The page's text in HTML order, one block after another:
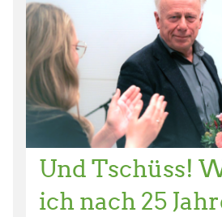
Und Tschüss!
ich nach 25